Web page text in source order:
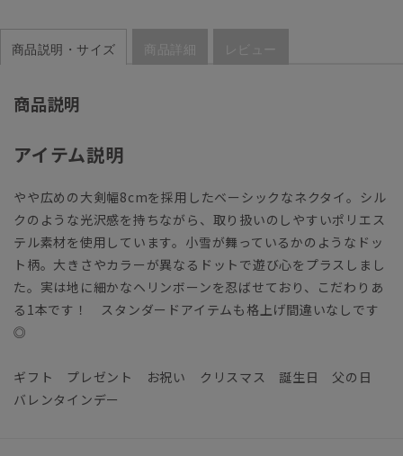
商品説明・サイズ 商品詳細 レビュー
商品説明
アイテム説明
やや広めの大剣幅8cmを採用したベーシックなネクタイ。シル
クのような光沢感を持ちながら、取り扱いのしやすいポリエス
テル素材を使用しています。小雪が舞っているかのようなドッ
ト柄。大きさやカラーが異なるドットで遊び心をプラスしまし
た。実は地に細かなヘリンボーンを忍ばせており、こだわりあ
る1本です！ スタンダードアイテムも格上げ間違いなしです
◎
ギフト プレゼント お祝い クリスマス 誕生日 父の日
バレンタインデー